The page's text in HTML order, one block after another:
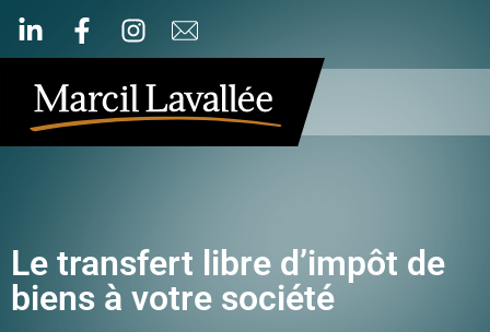
Le transfert libre d’impôt de
biens à votre société